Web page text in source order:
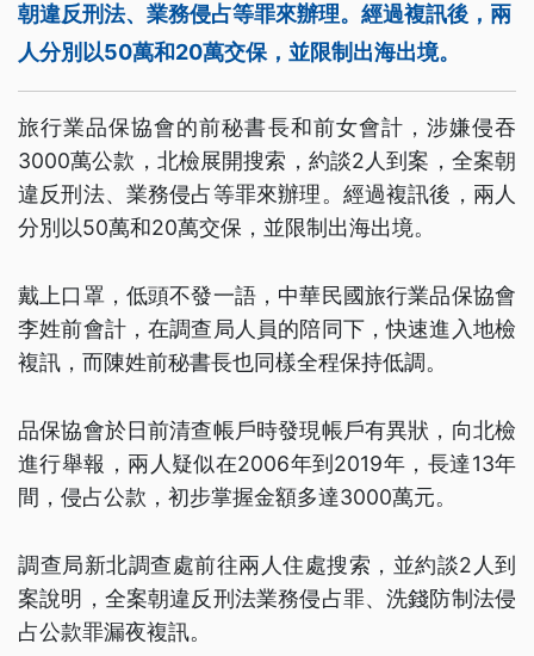
朝違反刑法、業務侵占等罪來辦理。經過複訊後，兩
人分別以50萬和20萬交保，並限制出海出境。
旅行業品保協會的前秘書長和前女會計，涉嫌侵吞
3000萬公款，北檢展開搜索，約談2人到案，全案朝
違反刑法、業務侵占等罪來辦理。經過複訊後，兩人
分別以50萬和20萬交保，並限制出海出境。
戴上口罩，低頭不發一語，中華民國旅行業品保協會
李姓前會計，在調查局人員的陪同下，快速進入地檢
複訊，而陳姓前秘書長也同樣全程保持低調。
品保協會於日前清查帳戶時發現帳戶有異狀，向北檢
進行舉報，兩人疑似在2006年到2019年，長達13年
間，侵占公款，初步掌握金額多達3000萬元。
調查局新北調查處前往兩人住處搜索，並約談2人到
案說明，全案朝違反刑法業務侵占罪、洗錢防制法侵
占公款罪漏夜複訊。